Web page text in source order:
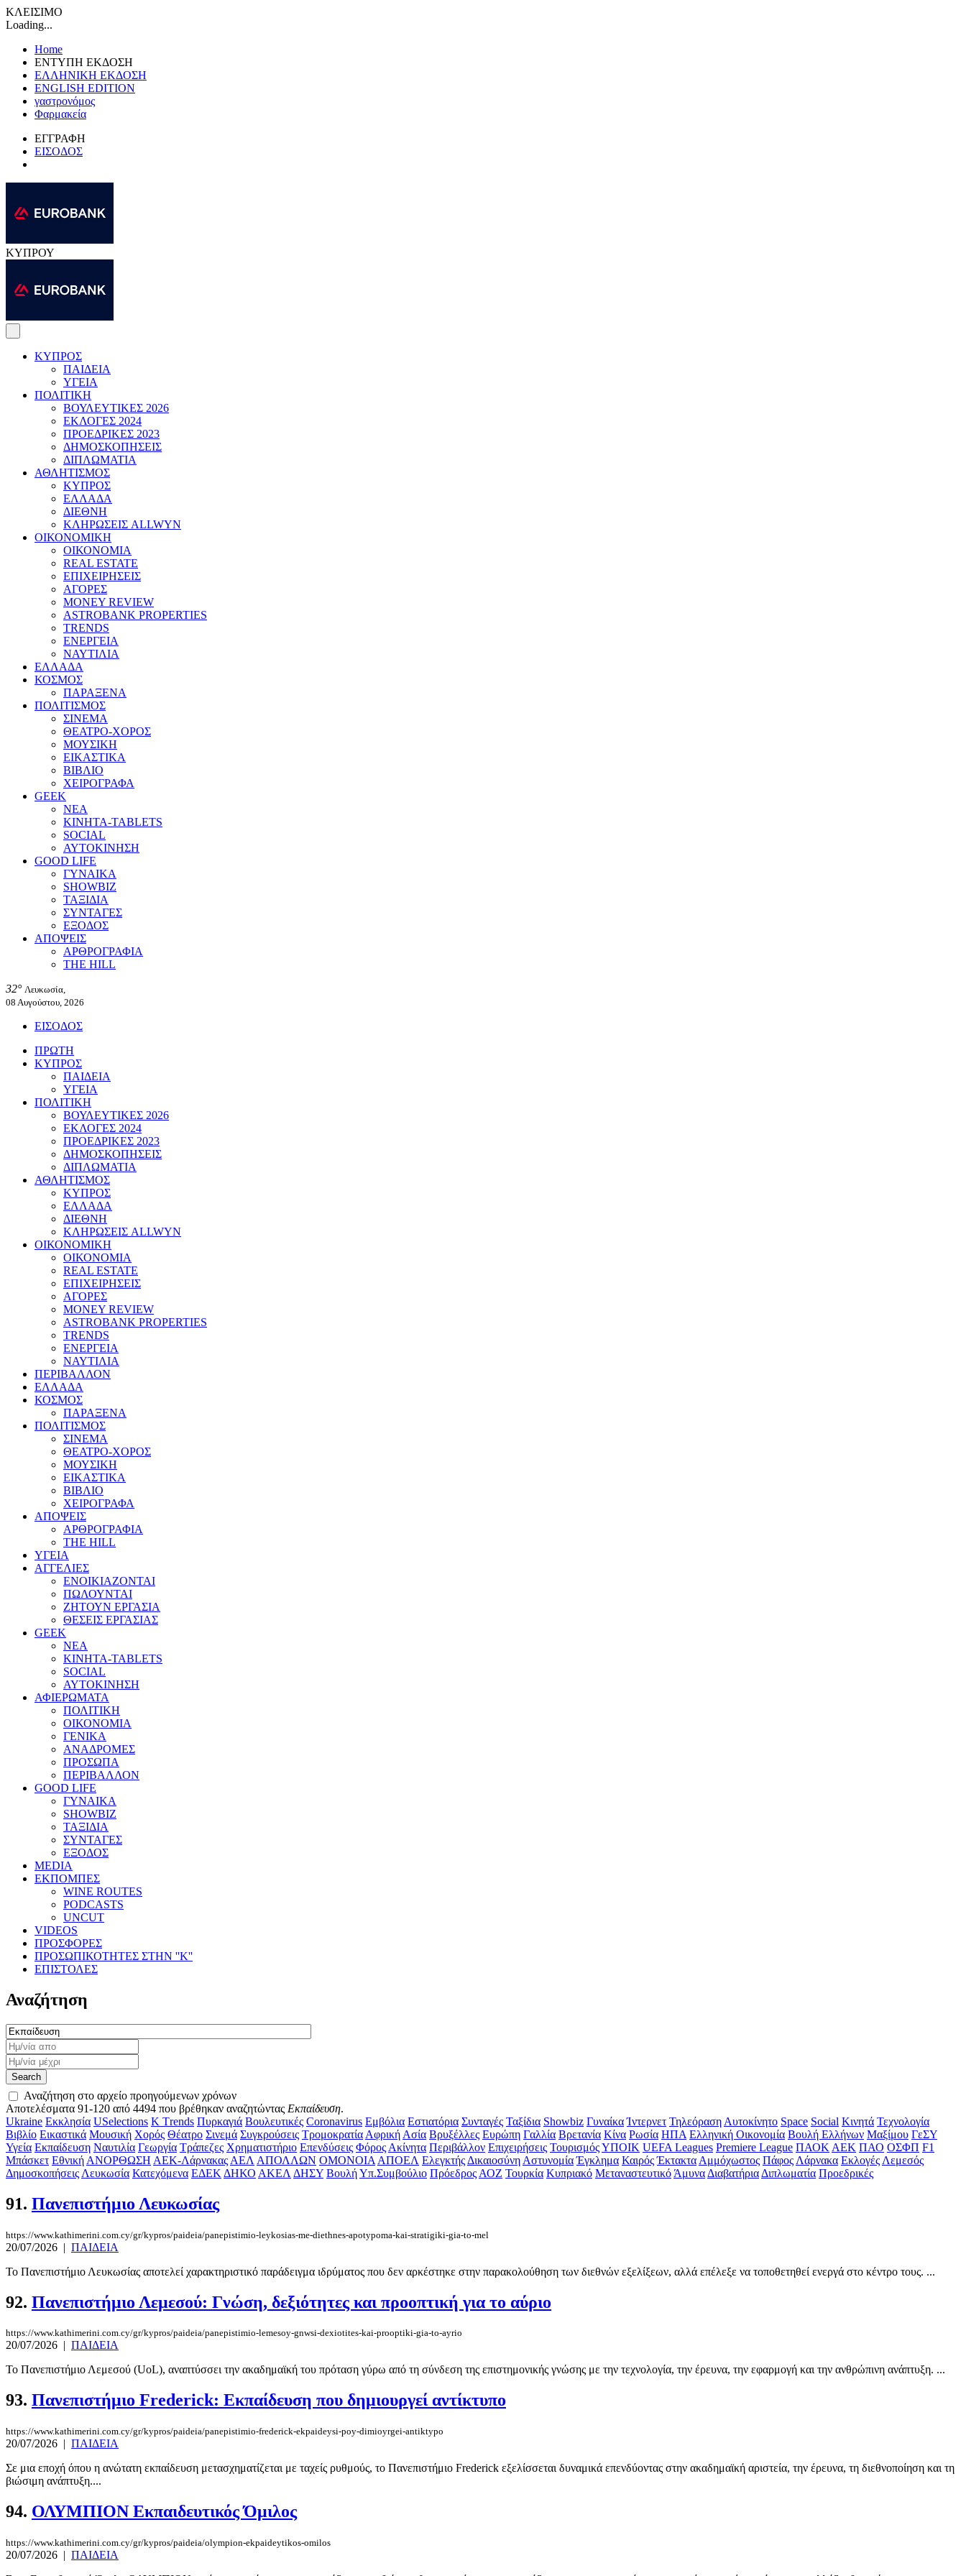
ΚΛΕΙΣΙΜΟ
Loading...
Home
ΕΝΤΥΠΗ ΕΚΔΟΣΗ
ΕΛΛΗΝΙΚΗ ΕΚΔΟΣΗ
ENGLISH EDITION
γαστρονόμος
Φαρμακεία
ΕΓΓΡΑΦΗ
ΕΙΣΟΔΟΣ
ΚΥΠΡΟΥ
ΚΥΠΡΟΣ
ΠΑΙΔΕΙΑ
ΥΓΕΙΑ
ΠΟΛΙΤΙΚΗ
ΒΟΥΛΕΥΤΙΚΕΣ 2026
ΕΚΛΟΓΕΣ 2024
ΠΡΟΕΔΡΙΚΕΣ 2023
ΔΗΜΟΣΚΟΠΗΣΕΙΣ
ΔΙΠΛΩΜΑΤΙΑ
ΑΘΛΗΤΙΣΜΟΣ
ΚΥΠΡΟΣ
ΕΛΛΑΔΑ
ΔΙΕΘΝΗ
ΚΛΗΡΩΣΕΙΣ ALLWYN
ΟΙΚΟΝΟΜΙΚΗ
ΟΙΚΟΝΟΜΙΑ
REAL ESTATE
ΕΠΙΧΕΙΡΗΣΕΙΣ
ΑΓΟΡΕΣ
MONEY REVIEW
ASTROBANK PROPERTIES
TRENDS
ΕΝΕΡΓΕΙΑ
ΝΑΥΤΙΛΙΑ
ΕΛΛΑΔΑ
ΚΟΣΜΟΣ
ΠΑΡΑΞΕΝΑ
ΠΟΛΙΤΙΣΜΟΣ
ΣΙΝΕΜΑ
ΘΕΑΤΡΟ-ΧΟΡΟΣ
ΜΟΥΣΙΚΗ
ΕΙΚΑΣΤΙΚΑ
ΒΙΒΛΙΟ
ΧΕΙΡΟΓΡΑΦΑ
GEEK
ΝΕΑ
ΚΙΝΗΤΑ-TABLETS
SOCIAL
ΑΥΤΟΚΙΝΗΣΗ
GOOD LIFE
ΓΥΝΑΙΚΑ
SHOWBIZ
ΤΑΞΙΔΙΑ
ΣΥΝΤΑΓΕΣ
ΕΞΟΔΟΣ
ΑΠΟΨΕΙΣ
ΑΡΘΡΟΓΡΑΦΙΑ
THE HILL
32° Λευκωσία,
08 Αυγούστου, 2026
ΕΙΣΟΔΟΣ
ΠΡΩΤΗ
ΚΥΠΡΟΣ
ΠΑΙΔΕΙΑ
ΥΓΕΙΑ
ΠΟΛΙΤΙΚΗ
ΒΟΥΛΕΥΤΙΚΕΣ 2026
ΕΚΛΟΓΕΣ 2024
ΠΡΟΕΔΡΙΚΕΣ 2023
ΔΗΜΟΣΚΟΠΗΣΕΙΣ
ΔΙΠΛΩΜΑΤΙΑ
ΑΘΛΗΤΙΣΜΟΣ
ΚΥΠΡΟΣ
ΕΛΛΑΔΑ
ΔΙΕΘΝΗ
ΚΛΗΡΩΣΕΙΣ ALLWYN
ΟΙΚΟΝΟΜΙΚΗ
ΟΙΚΟΝΟΜΙΑ
REAL ESTATE
ΕΠΙΧΕΙΡΗΣΕΙΣ
ΑΓΟΡΕΣ
MONEY REVIEW
ASTROBANK PROPERTIES
TRENDS
ΕΝΕΡΓΕΙΑ
ΝΑΥΤΙΛΙΑ
ΠΕΡΙΒΑΛΛΟΝ
ΕΛΛΑΔΑ
ΚΟΣΜΟΣ
ΠΑΡΑΞΕΝΑ
ΠΟΛΙΤΙΣΜΟΣ
ΣΙΝΕΜΑ
ΘΕΑΤΡΟ-ΧΟΡΟΣ
ΜΟΥΣΙΚΗ
ΕΙΚΑΣΤΙΚΑ
ΒΙΒΛΙΟ
ΧΕΙΡΟΓΡΑΦΑ
ΑΠΟΨΕΙΣ
ΑΡΘΡΟΓΡΑΦΙΑ
THE HILL
ΥΓΕΙΑ
ΑΓΓΕΛΙΕΣ
ΕΝΟΙΚΙΑΖΟΝΤΑΙ
ΠΩΛΟΥΝΤΑΙ
ΖΗΤΟΥΝ ΕΡΓΑΣΙΑ
ΘΕΣΕΙΣ ΕΡΓΑΣΙΑΣ
GEEK
ΝΕΑ
ΚΙΝΗΤΑ-TABLETS
SOCIAL
ΑΥΤΟΚΙΝΗΣΗ
ΑΦΙΕΡΩΜΑΤΑ
ΠΟΛΙΤΙΚΗ
ΟΙΚΟΝΟΜΙΑ
ΓΕΝΙΚΑ
ΑΝΑΔΡΟΜΕΣ
ΠΡΟΣΩΠΑ
ΠΕΡΙΒΑΛΛΟΝ
GOOD LIFE
ΓΥΝΑΙΚΑ
SHOWBIZ
ΤΑΞΙΔΙΑ
ΣΥΝΤΑΓΕΣ
ΕΞΟΔΟΣ
MEDIA
ΕΚΠΟΜΠΕΣ
WINE ROUTES
PODCASTS
UNCUT
VIDEOS
ΠΡΟΣΦΟΡΕΣ
ΠΡΟΣΩΠΙΚΟΤΗΤΕΣ ΣΤΗΝ ''Κ''
ΕΠΙΣΤΟΛΕΣ
Αναζήτηση
Αναζήτηση στο αρχείο προηγούμενων χρόνων
Αποτελέσματα 91-120 από 4494 που βρέθηκαν αναζητώντας Εκπαίδευση.
Ukraine Εκκλησία USelections K Τrends Πυρκαγιά Βουλευτικές Coronavirus Εμβόλια Εστιατόρια Συνταγές Ταξίδια Showbiz Γυναίκα Ίντερνετ Τηλεόραση Αυτοκίνητο Space Social Κινητά Τεχνολογία
Βιβλίο Εικαστικά Μουσική Χορός Θέατρο Σινεμά Συγκρούσεις Τρομοκρατία Αφρική Ασία Βρυξέλλες Ευρώπη Γαλλία Βρετανία Κίνα Ρωσία ΗΠΑ Ελληνική Οικονομία Βουλή Ελλήνων Μαξίμου ΓεΣΥ
Υγεία Εκπαίδευση Ναυτιλία Γεωργία Τράπεζες Χρηματιστήριο Επενδύσεις Φόρος Ακίνητα Περιβάλλον Επιχειρήσεις ΤουρισμόςΥΠΟΙΚ UEFA Leagues Premiere League ΠΑΟΚ ΑΕΚ ΠΑΟ ΟΣΦΠ F1
Μπάσκετ Εθνική ΑΝΟΡΘΩΣΗ ΑΕΚ-Λάρνακας ΑΕΛ ΑΠΟΛΛΩΝ ΟΜΟΝΟΙΑ ΑΠΟΕΛ Ελεγκτής Δικαιοσύνη Αστυνομία Έγκλημα Καιρός Έκτακτα Αμμόχωστος Πάφος Λάρνακα Εκλογές Λεμεσός
Δημοσκοπήσεις Λευκωσία Κατεχόμενα ΕΔΕΚ ΔΗΚΟ ΑΚΕΛ ΔΗΣΥ ΒουλήΥπ.Συμβούλιο Πρόεδρος ΑΟΖ Τουρκία Κυπριακό Μεταναστευτικό Άμυνα Διαβατήρια Διπλωματία Προεδρικές
91. Πανεπιστήμιο Λευκωσίας
https://www.kathimerini.com.cy/gr/kypros/paideia/panepistimio-leykosias-me-diethnes-apotypoma-kai-stratigiki-gia-to-mel
20/07/2026 | ΠΑΙΔΕΙΑ
Το Πανεπιστήμιο Λευκωσίας αποτελεί χαρακτηριστικό παράδειγμα ιδρύματος που δεν αρκέστηκε στην παρακολούθηση των διεθνών εξελίξεων, αλλά επέλεξε να τοποθετηθεί ενεργά στο κέντρο τους. ...
92. Πανεπιστήμιο Λεμεσού: Γνώση, δεξιότητες και προοπτική για το αύριο
https://www.kathimerini.com.cy/gr/kypros/paideia/panepistimio-lemesoy-gnwsi-dexiotites-kai-prooptiki-gia-to-ayrio
20/07/2026 | ΠΑΙΔΕΙΑ
To Πανεπιστήμιο Λεμεσού (UoL), αναπτύσσει την ακαδημαϊκή του πρόταση γύρω από τη σύνδεση της επιστημονικής γνώσης με την τεχνολογία, την έρευνα, την εφαρμογή και την ανθρώπινη ανάπτυξη. ...
93. Πανεπιστήμιο Frederick: Εκπαίδευση που δημιουργεί αντίκτυπο
https://www.kathimerini.com.cy/gr/kypros/paideia/panepistimio-frederick-ekpaideysi-poy-dimioyrgei-antiktypo
20/07/2026 | ΠΑΙΔΕΙΑ
Σε μια εποχή όπου η ανώτατη εκπαίδευση μετασχηματίζεται με ταχείς ρυθμούς, το Πανεπιστήμιο Frederick εξελίσσεται δυναμικά επενδύοντας στην ακαδημαϊκή αριστεία, την έρευνα, τη διεθνοποίηση και τη
βιώσιμη ανάπτυξη....
94. ΟΛΥΜΠΙΟΝ Εκπαιδευτικός Όμιλος
https://www.kathimerini.com.cy/gr/kypros/paideia/olympion-ekpaideytikos-omilos
20/07/2026 | ΠΑΙΔΕΙΑ